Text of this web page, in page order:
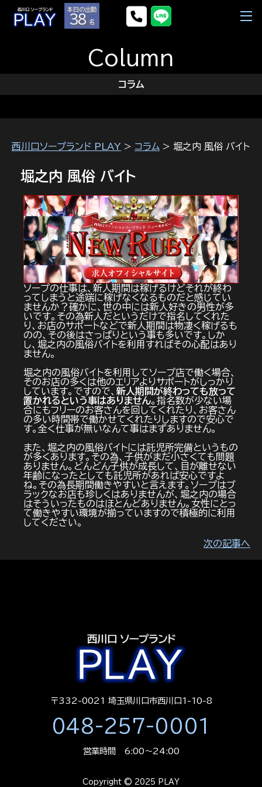
本日の出勤
38 名
Column
コラム
西川口ソープランド PLAY > コラム > 堀之内 風俗 バイト
堀之内 風俗 バイト
ソープの仕事は、新人期間は稼げるけどそれが終わ
ってしまうと途端に稼げなくなるものだと感じてい
ませんか？確かに、世の中には新人好きの男性が多
いです。その為新人だというだけで指名してくれた
り、お店のサポートなどで新人期間は物凄く稼げるも
のの、その後はさっぱりという事も多いです。しか
し、堀之内の風俗バイトを利用すればその心配はあり
ません。
堀之内の風俗バイトを利用してソープ店で働く場合、
そのお店の多くは他のエリアよりサポートがしっかり
しています。ですので、 新人期間が終わっても放って
置かれるという事はありません。指名数が少ない場
合にもフリーのお客さんを回してくれたり、お客さん
の多い時間帯で働かせてくれたりしますので安心で
す。全く仕事が無いなんて事はまずありません。
また、堀之内の風俗バイトには託児所完備というもの
が多くあります。その為、子供がまだ小さくても問題
ありません。どんどん子供が成長して、目が離せない
年齢になったとしても託児所があれば安心ですよ
ね。その為長期間働きやすいと言えます。ソープはブ
ラックなお店も珍しくはありませんが、堀之内の場合
はそういったものはほとんどありません。女性にとっ
て働きやすい環境が揃っていますので積極的に利用
してください。
次の記事へ
〒332-0021 埼玉県川口市西川口1-10-8
048-257-0001
営業時間 6:00～24:00
Copyright © 2025 PLAY